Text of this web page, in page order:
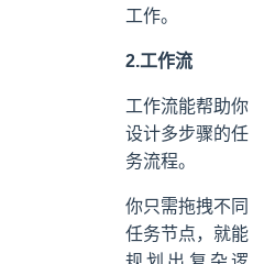
工作。
2.工作流
工作流能帮助你
设计多步骤的任
务流程。
你只需拖拽不同
任务节点，就能